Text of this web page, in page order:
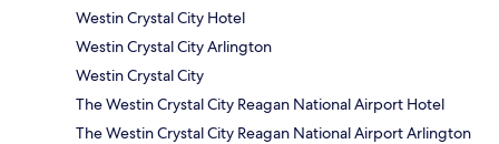
Westin Crystal City Hotel
Westin Crystal City Arlington
Westin Crystal City
The Westin Crystal City Reagan National Airport Hotel
The Westin Crystal City Reagan National Airport Arlington